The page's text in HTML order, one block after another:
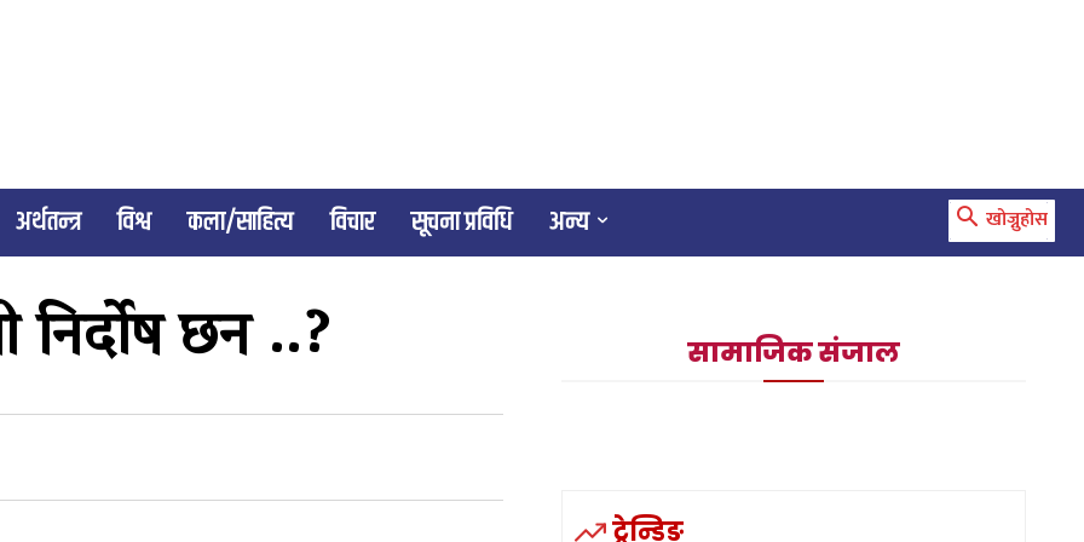
अर्थतन्त्र विश्व कला/साहित्य विचार सूचना प्रविधि अन्य खोज्नुहोस
निर्दोष छन ..? सामाजिक संजाल
ट्रेन्डिङ